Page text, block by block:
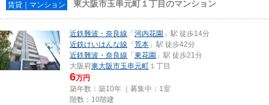
賃貸｜マンション 東大阪市玉串元町１丁目のマンション
近鉄難波・奈良線 「河内花園 」駅 徒歩14分
近鉄けいはんな線 「荒本 」駅 徒歩42分
近鉄難波・奈良線 「東花園 」駅 徒歩21分
大阪府東大阪市玉串元町 １丁目
6万円
築年数：築10年 ｜募集中： 1室
階数：10階建